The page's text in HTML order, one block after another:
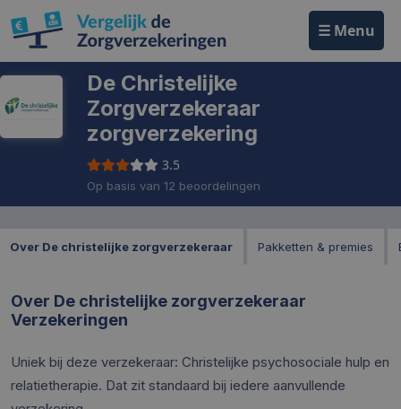
☰ Menu
De Christelijke
Zorgverzekeraar
zorgverzekering
3.5
Op basis van 12 beoordelingen
Over De christelijke zorgverzekeraar Pakketten & premies
Over De christelijke zorgverzekeraar
Verzekeringen
Uniek bij deze verzekeraar: Christelijke psychosociale hulp en
relatietherapie. Dat zit standaard bij iedere aanvullende